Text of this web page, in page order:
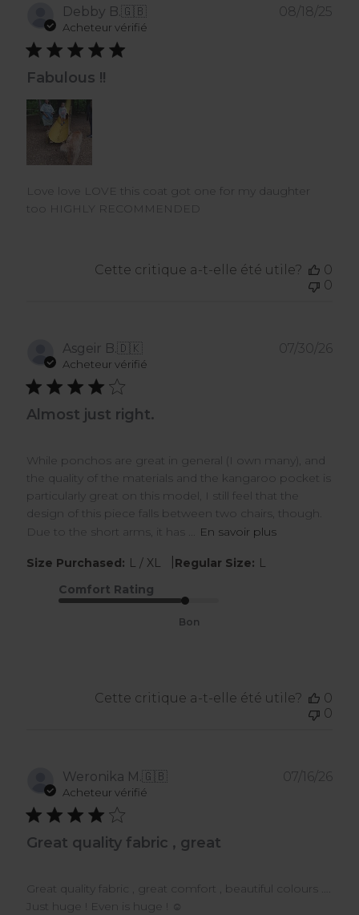
Debby B.🇬🇧
Acheteur vérifié
Fabulous !!
Love love LOVE this coat got one for my daughter
too HIGHLY RECOMMENDED
08/18/25
Cette critique a-t-elle été utile?
0
0
Asgeir B.🇩🇰
Acheteur vérifié
Almost just right.
While ponchos are great in general (I own many), and
the quality of the materials and the kangaroo pocket is
particularly great on this model, I still feel that the
design of this piece falls between two chairs, though.
Due to the short arms, it has ... En savoir plus
Size Purchased: L / XL Regular Size: L
Comfort Rating
Bon
07/30/26
Cette critique a-t-elle été utile?
0
0
Weronika M.🇬🇧
Acheteur vérifié
Great quality fabric , great
Great quality fabric , great comfort , beautiful colours ….
Just huge ! Even is huge ! ☺️
07/16/26